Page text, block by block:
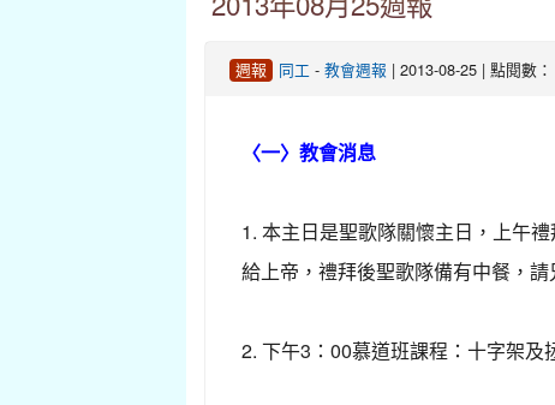
2013年08月25週報
週報 同工 - 教會週報 | 2013-08-25 | 點閱數
〈一〉教會消息
1. 本主日是聖歌隊關懷主日，上午
給上帝，禮拜後聖歌隊備有中餐，請
2. 下午3：00慕道班課程：十字架及